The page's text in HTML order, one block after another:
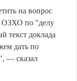
на вопрос
ОЗХО по "делу
текст доклада
дать по
— сказал